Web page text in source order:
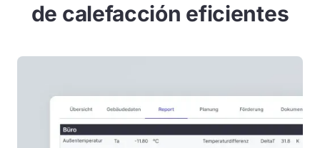
de calefacción eficientes